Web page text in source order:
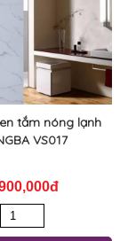
tắm nóng lạnh
VS017